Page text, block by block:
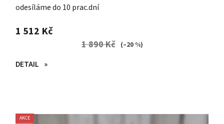
odesíláme do 10 prac.dní
1 512 Kč
1 890 Kč (–20 %)
DETAIL
AKCE